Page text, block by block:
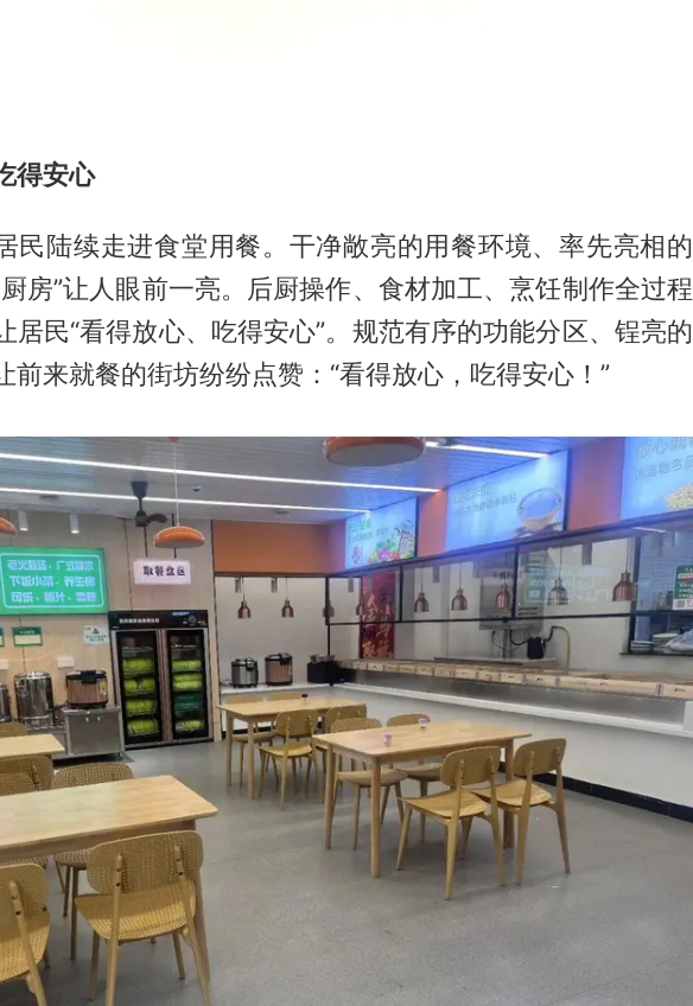
得安心
民陆续走进食堂用餐。干净敞亮的用餐环境、率先亮相的
房”让人眼前一亮。后厨操作、食材加工、烹饪制作全过程
居民“看得放心、吃得安心”。规范有序的功能分区、锃亮的
前来就餐的街坊纷纷点赞：“看得放心，吃得安心！”